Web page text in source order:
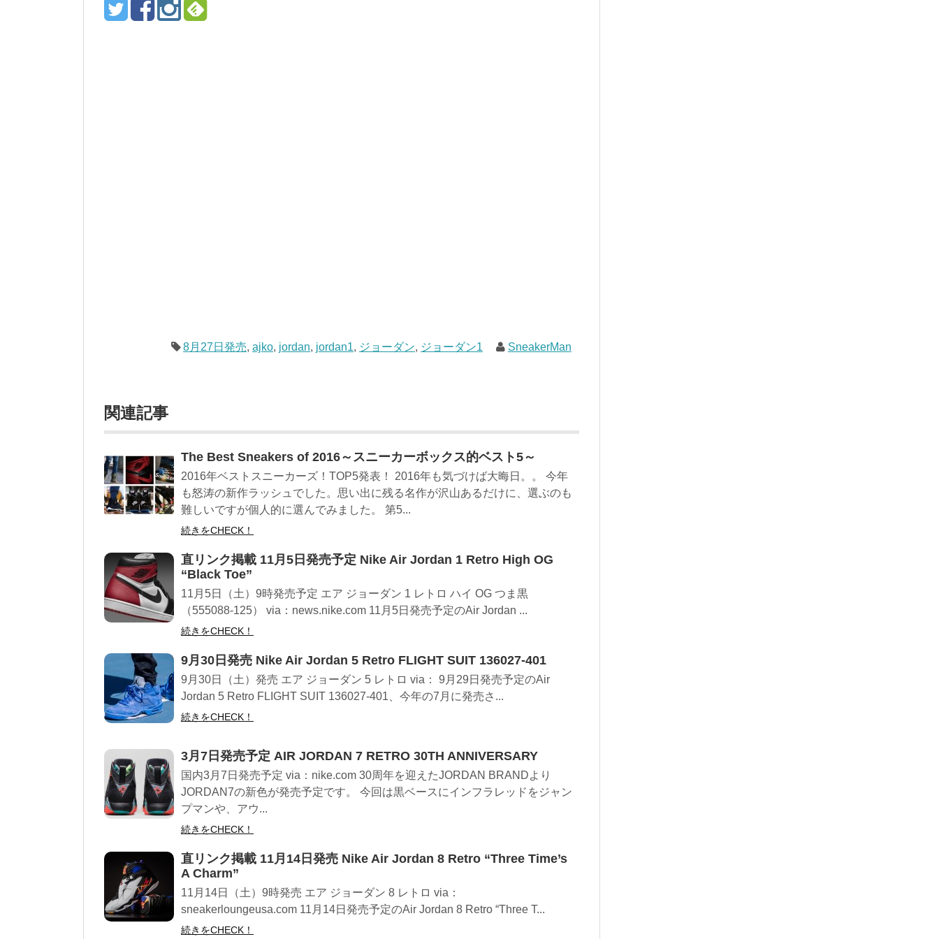
8月27日発売,ajko, jordan, jordan1, ジョーダン, ジョーダン1 SneakerMan
関連記事
The Best Sneakers of 2016～スニーカーボックス的ベスト5～
2016年ベストスニーカーズ！TOP5発表！ 2016年も気づけば大晦日。。 今年
も怒涛の新作ラッシュでした。思い出に残る名作が沢山あるだけに、選ぶのも
難しいですが個人的に選んでみました。 第5...
続きをCHECK！
直リンク掲載 11月5日発売予定 Nike Air Jordan 1 Retro High OG
“Black Toe”
11月5日（土）9時発売予定 エア ジョーダン 1 レトロ ハイ OG つま黒
（555088-125） via：news.nike.com 11月5日発売予定のAir Jordan ...
続きをCHECK！
9月30日発売 Nike Air Jordan 5 Retro FLIGHT SUIT 136027-401
9月30日（土）発売 エア ジョーダン 5 レトロ via： 9月29日発売予定のAir
Jordan 5 Retro FLIGHT SUIT 136027-401、今年の7月に発売さ...
続きをCHECK！
3月7日発売予定 AIR JORDAN 7 RETRO 30TH ANNIVERSARY
国内3月7日発売予定 via：nike.com 30周年を迎えたJORDAN BRANDより
JORDAN7の新色が発売予定です。 今回は黒ベースにインフラレッドをジャン
プマンや、アウ...
続きをCHECK！
直リンク掲載 11月14日発売 Nike Air Jordan 8 Retro “Three Time’s
A Charm”
11月14日（土）9時発売 エア ジョーダン 8 レトロ via：
sneakerloungeusa.com 11月14日発売予定のAir Jordan 8 Retro “Three T...
続きをCHECK！